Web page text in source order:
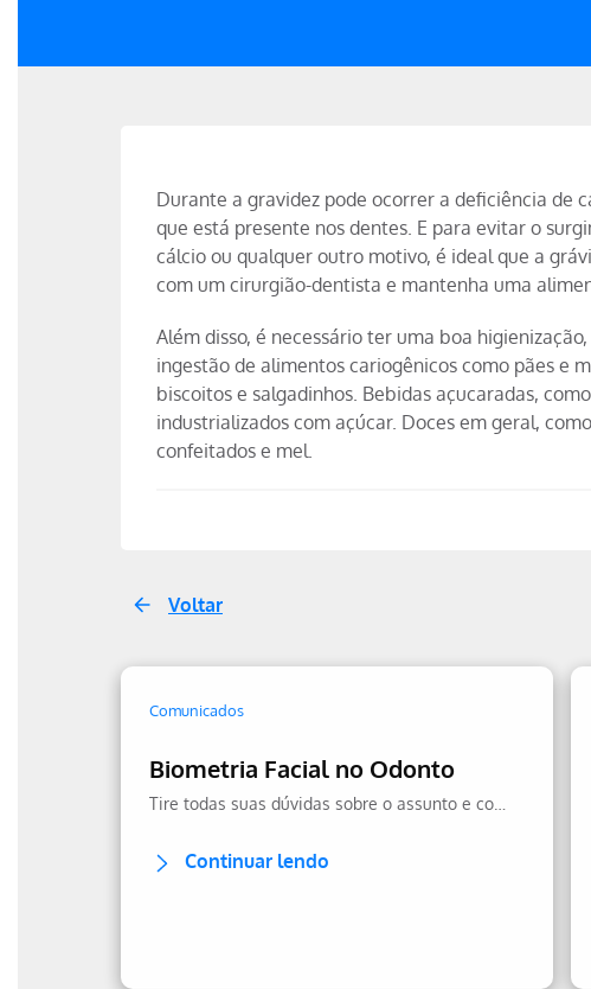
Durante a gravidez pode ocorrer a deficiência de
que está presente nos dentes. E para evitar o
cálcio ou qualquer outro motivo, é ideal que a
com um cirurgião-dentista e mantenha uma
Além disso, é necessário ter uma boa
ingestão de alimentos cariogênicos como pães e
biscoitos e salgadinhos. Bebidas açucaradas,
industrializados com açúcar. Doces em geral,
confeitados e mel.
Voltar
Comunicados
Biometria Facial no Odonto
Continuar lendo